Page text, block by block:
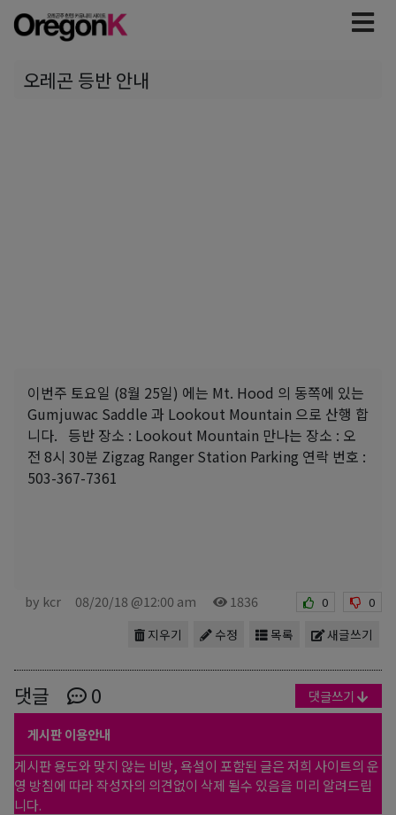
오레곤 등반 안내
이번주 토요일 (8월 25일) 에는 Mt. Hood 의 동쪽에 있는
Gumjuwac Saddle 과 Lookout Mountain 으로 산행 합
니다. 등반 장소 : Lookout Mountain 만나는 장소 : 오
전 8시 30분 Zigzag Ranger Station Parking 연락 번호 :
503-367-7361
by kcr 08/20/18 @12:00 am 1836 0 0
새글쓰기
목록
수정
지우기
댓글 0 댓글쓰기
게시판 이용안내
게시판 용도와 맞지 않는 비방, 욕설이 포함된 글은 저희 사이트의 운
영 방침에 따라 작성자의 의견없이 삭제 될수 있음을 미리 알려드립
니다.